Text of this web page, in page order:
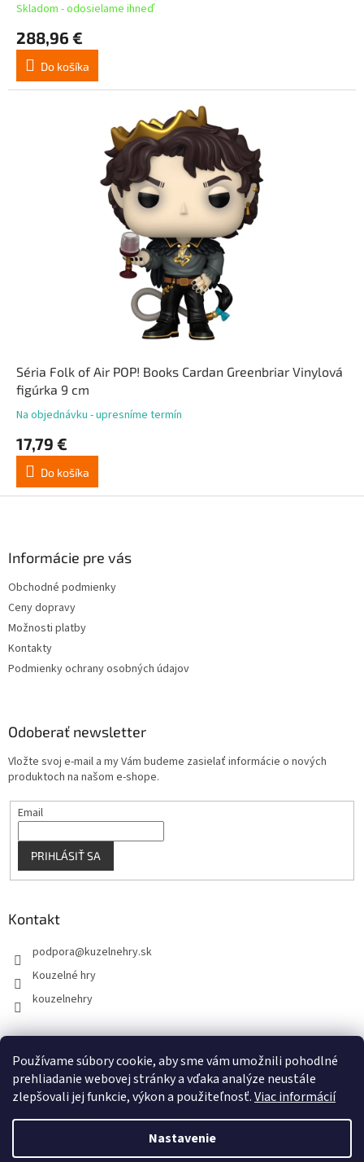
Používame súbory cookie, aby sme vám umožnili pohodlné
prehliadanie webovej stránky a vďaka analýze neustále
zlepšovali jej funkcie, výkon a použiteľnosť.Viac informácií
Nastavenie
Skladom - odosielame ihneď
288,96 €
Do košíka
Séria Folk of Air POP! Books Cardan Greenbriar Vinylová
figúrka 9 cm
Na objednávku - upresníme termín
17,79 €
Do košíka
Informácie pre vás
Obchodné podmienky
Ceny dopravy
Možnosti platby
Kontakty
Podmienky ochrany osobných údajov
Odoberať newsletter
Vložte svoj e-mail a my Vám budeme zasielať informácie o nových
produktoch na našom e-shope.
Email
PRIHLÁSIŤ SA
Kontakt
podpora@kuzelnehry.sk
Kouzelné hry
kouzelnehry
KouzelneHry.cz Gamebrand.sk
Vytvoril Shoptet